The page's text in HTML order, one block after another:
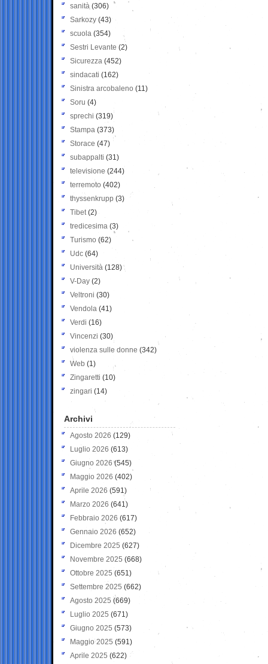
sanità (306)
Sarkozy (43)
scuola (354)
Sestri Levante (2)
Sicurezza (452)
sindacati (162)
Sinistra arcobaleno (11)
Soru (4)
sprechi (319)
Stampa (373)
Storace (47)
subappalti (31)
televisione(244)
terremoto (402)
thyssenkrupp (3)
Tibet(2)
tredicesima (3)
Turismo (62)
Udc (64)
Università (128)
V-Day (2)
Veltroni (30)
Vendola (41)
Verdi (16)
Vincenzi (30)
violenza sulle donne (342)
Web (1)
Zingaretti (10)
zingari (14)
Archivi
Agosto 2026 (129)
Luglio 2026 (613)
Giugno 2026 (545)
Maggio 2026 (402)
Aprile 2026 (591)
Marzo 2026 (641)
Febbraio 2026 (617)
Gennaio 2026 (652)
Dicembre 2025 (627)
Novembre 2025 (668)
Ottobre 2025 (651)
Settembre 2025 (662)
Agosto 2025 (669)
Luglio 2025 (671)
Giugno 2025 (573)
Maggio 2025 (591)
Aprile 2025 (622)